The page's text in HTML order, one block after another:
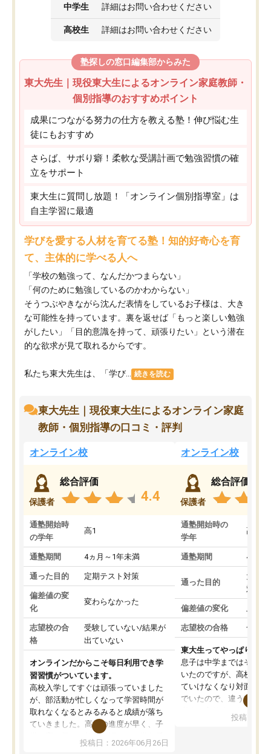
中学生 詳細はお問い合わせください
高校生 詳細はお問い合わせください
塾探しの窓口編集部からみた
東大先生｜現役東大生によるオンライン家庭教師・
個別指導のおすすめポイント
成果につながる努力の仕方を教える塾！伸び悩む生
徒にもおすすめ
さらば、サボり癖！柔軟な受講計画で勉強習慣の確
立をサポート
東大生に質問し放題！「オンライン個別指導室」は
自主学習に最適
学びを愛する人材を育てる塾！知的好奇心を育
て、主体的に学べる人へ
「学校の勉強って、なんだかつまらない」
「何のために勉強しているのかわからない」
そうつぶやきながら沈んだ表情をしているお子様は、大き
な可能性を持っています。裏を返せば「もっと楽しい勉強
がしたい」「目的意識を持って、頑張りたい」という潜在
的な欲求が見て取れるからです。
私たち東大先生は、「学び... 続きを読む
東大先生｜現役東大生によるオンライン家庭
教師・個別指導の口コミ・評判
オンライン校
保護者
総合評価
4.4
通塾開始時
の学年
高1
通塾期間 4ヵ月～1年未満
通った目的 定期テスト対策
偏差値の変
化
変わらなかった
志望校の合
格
受験していない/結果が
出ていない
オンラインだからこそ毎日利用でき学
習習慣がついています。
高校入学してすぐは頑張っていました
が、部活動が忙しくなって学習時間が
取れなくなるとみるみると成績が落ち
ていきました。高校の進度が早く、子
供も家に帰って勉強の話すると嫌な反
応を示します。東大先生にお願いして
投稿日：2026年06月26日
オンライン校
保護者
総合評価
通塾開始時の
学年
高3
通塾期間 4ヵ月
通った目的
大学
対策
偏差値の変化 上が
志望校の合格 合格
東大生ってやっぱりすご
息子は中学まではそこそ
いたのですが、高校に入
ていけなくなり対面の塾
でいたので、違うアプロ
で、当初は模試でD判定
投稿日：